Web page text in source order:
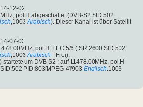
12-02
pol.H abgeschaltet (DVB-S2 SID:502
,1003 Arabisch). Dieser Kanal ist über Satellit
07-03
pol.H: FEC:5/6 ( SR:2600 SID:502
,1003 Arabisch - Frei).
startete um DVB-S2 : auf 11478.00MHz, pol.H
PID:803[MPEG-4]/903 Englisch,1003